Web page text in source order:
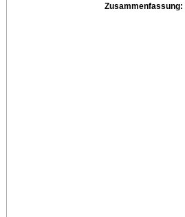
Zusammenfassung: